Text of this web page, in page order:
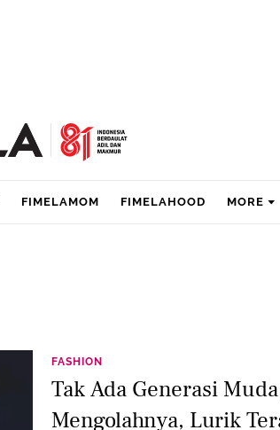
FIMELAMOM FIMELAHOOD MORE
FASHION
Tak Ada Generasi
Mengolahnya, Lurik